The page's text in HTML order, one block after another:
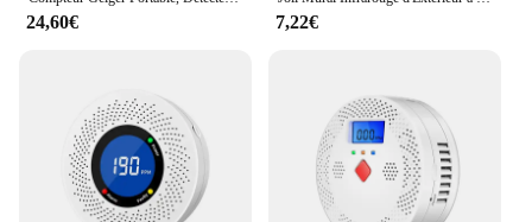
24,60€ 7,22€